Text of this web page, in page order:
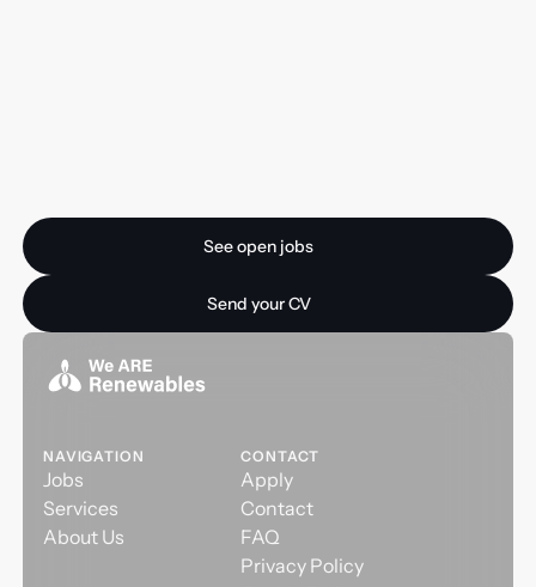
See open jobs
See open jobs
Send your CV
Send your CV
NAVIGATION
Jobs
Services
About Us
CONTACT
Apply
Contact
FAQ
Privacy Policy